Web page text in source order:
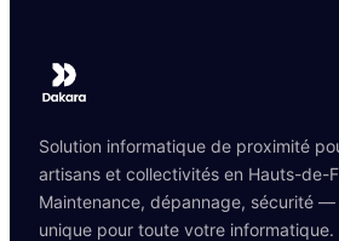
Solution informatique de proximité
artisans et collectivités en Hauts-de-
Maintenance, dépannage, sécurité
unique pour toute votre informatique.